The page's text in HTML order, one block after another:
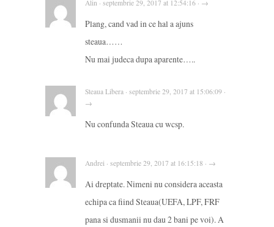
Alin · septembrie 29, 2017 at 12:54:16 · →
Plang, cand vad in ce hal a ajuns
steaua……
Nu mai judeca dupa aparente…..
Steaua Libera · septembrie 29, 2017 at 15:06:09 ·
→
Nu confunda Steaua cu wcsp.
Andrei · septembrie 29, 2017 at 16:15:18 · →
Ai dreptate. Nimeni nu considera aceasta
echipa ca fiind Steaua(UEFA, LPF, FRF
pana si dusmanii nu dau 2 bani pe voi). A